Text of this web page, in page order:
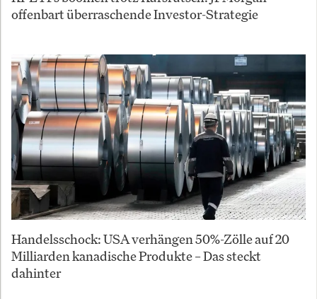
offenbart überraschende Investor-Strategie
Handelsschock: USA verhängen 50%-Zölle auf 20
Milliarden kanadische Produkte – Das steckt
dahinter